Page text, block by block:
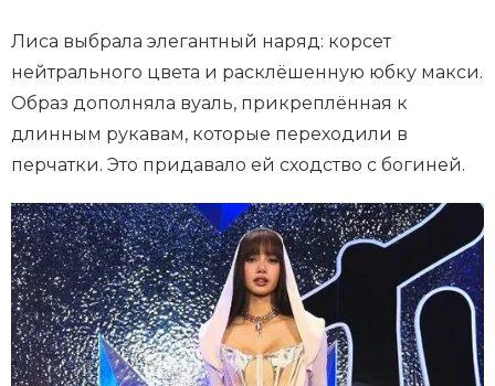
Лиса выбрала элегантный наряд: корсет
нейтрального цвета и расклёшенную юбку макси.
Образ дополняла вуаль, прикреплённая к
длинным рукавам, которые переходили в
перчатки. Это придавало ей сходство с богиней.